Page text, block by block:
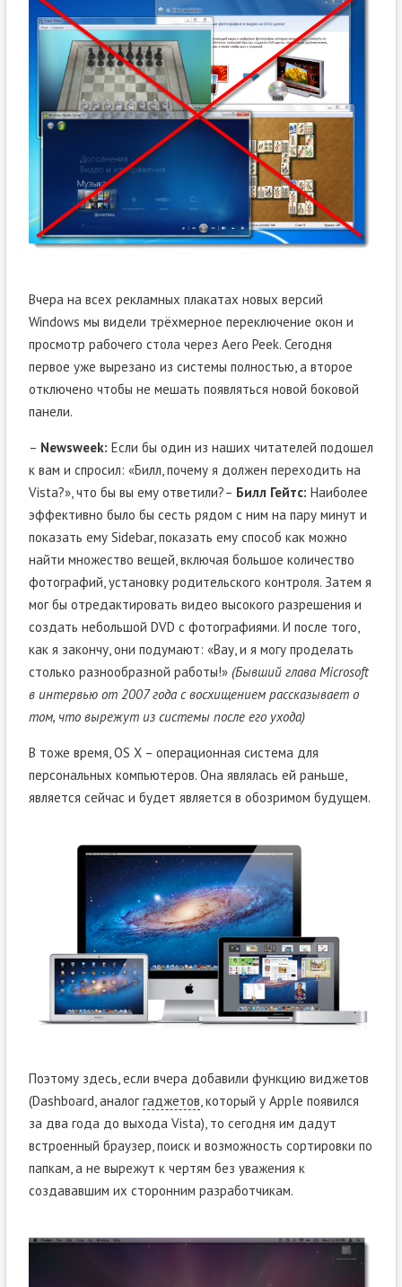
Вчера на всех рекламных плакатах новых версий
Windows мы видели трёхмерное переключение окон и
просмотр рабочего стола через Aero Peek. Сегодня
первое уже вырезано из системы полностью, а второе
отключено чтобы не мешать появляться новой боковой
панели.
– Newsweek: Если бы один из наших читателей подошел
к вам и спросил: «Билл, почему я должен переходить на
Vista?», что бы вы ему ответили?– Билл Гейтс: Наиболее
эффективно было бы сесть рядом с ним на пару минут и
показать ему Sidebar, показать ему способ как можно
найти множество вещей, включая большое количество
фотографий, установку родительского контроля. Затем я
мог бы отредактировать видео высокого разрешения и
создать небольшой DVD с фотографиями. И после того,
как я закончу, они подумают: «Вау, и я могу проделать
столько разнообразной работы!» (Бывший глава Microsoft
в интервью от 2007 года с восхищением рассказывает о
том, что вырежут из системы после его ухода)
В тоже время, OS X – операционная система для
персональных компьютеров. Она являлась ей раньше,
является сейчас и будет является в обозримом будущем.
Поэтому здесь, если вчера добавили функцию виджетов
(Dashboard, аналоггаджетов, который у Apple появился
за два года до выхода Vista), то сегодня им дадут
встроенный браузер, поиск и возможность сортировки по
папкам, а не вырежут к чертям без уважения к
создававшим их сторонним разработчикам.